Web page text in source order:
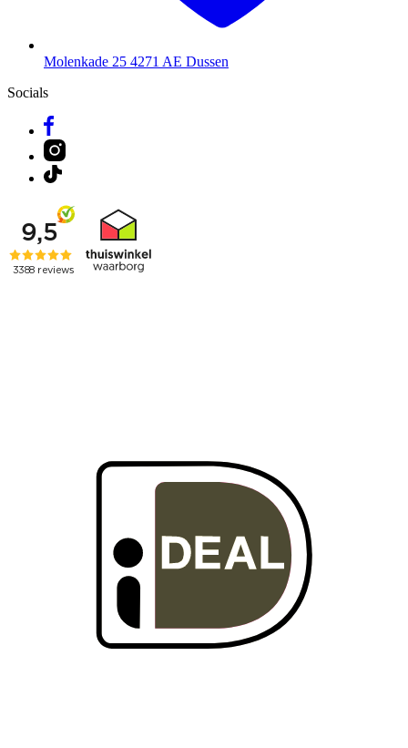
Molenkade 25 4271 AE Dussen
Socials